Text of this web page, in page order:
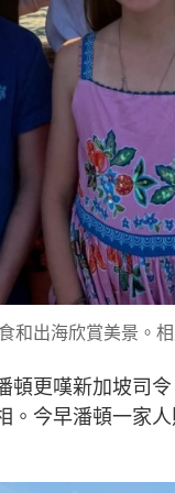
和出海欣賞美景。
更嘆新加坡司
今早潘頓一家